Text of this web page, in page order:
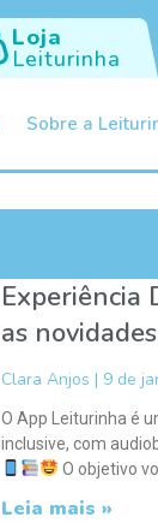
Loja
Leiturinha
Sobre a
Experiência
as
Clara Anjos 9 de
O App Leiturinha é
inclusive, com
O objetivo
Leia mais »